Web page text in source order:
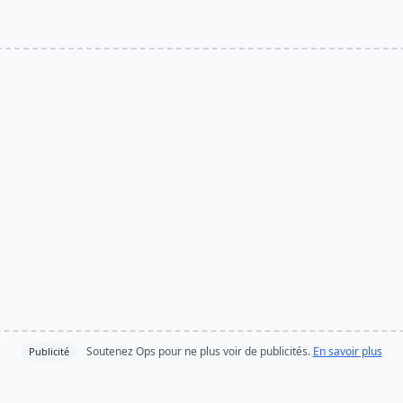
Publicité Soutenez Ops pour ne plus voir de publicités. En savoir plus